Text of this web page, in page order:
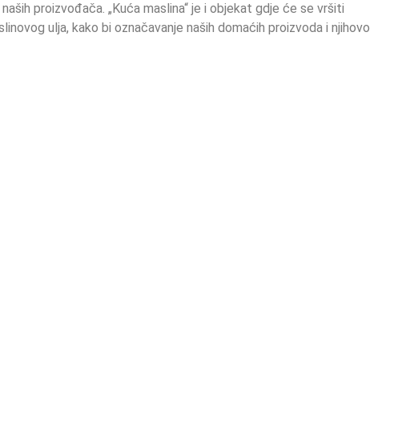
proizvođača. „Kuća maslina“ je i objekat gdje će se vršiti
ulja, kako bi označavanje naših domaćih proizvoda i njihovo